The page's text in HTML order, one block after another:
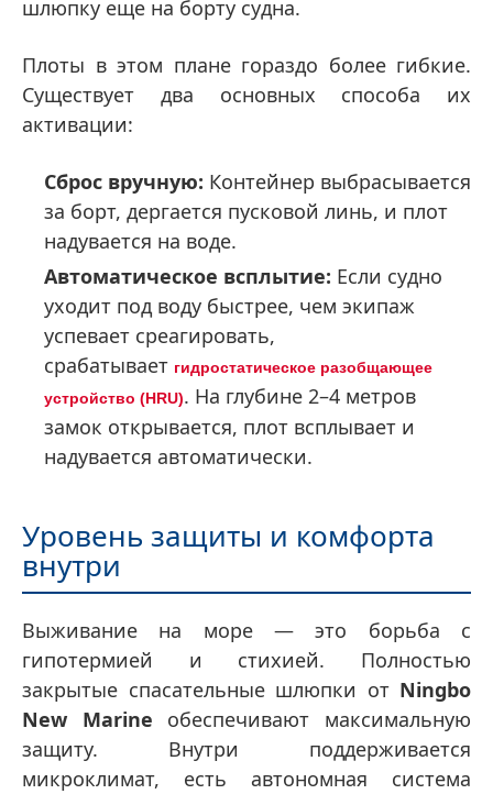
шлюпку еще на борту судна.
Плоты в этом плане гораздо более гибкие.
Существует два основных способа их
активации:
Сброс вручную: Контейнер выбрасывается
за борт, дергается пусковой линь, и плот
надувается на воде.
Автоматическое всплытие: Если судно
уходит под воду быстрее, чем экипаж
успевает среагировать,
срабатывает гидростатическое разобщающее
устройство (HRU). На глубине 2–4 метров
замок открывается, плот всплывает и
надувается автоматически.
Уровень защиты и комфорта
внутри
Выживание на море — это борьба с
гипотермией и стихией. Полностью
закрытые спасательные шлюпки от Ningbo
New Marine обеспечивают максимальную
защиту. Внутри поддерживается
микроклимат, есть автономная система